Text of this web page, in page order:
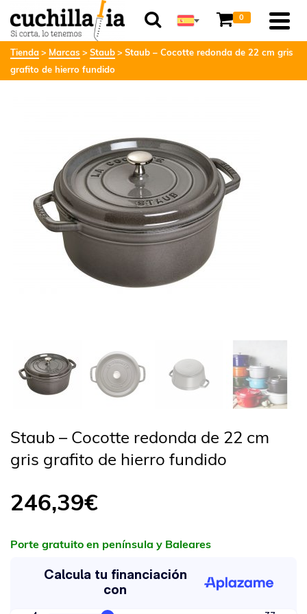
0
Tienda Marcas Staub
Staub – Cocotte redonda de 22 cm gris
grafito de hierro fundido
Staub – Cocotte redonda de 22 cm
gris grafito de hierro fundido
246,39€
Porte gratuito en península y Baleares